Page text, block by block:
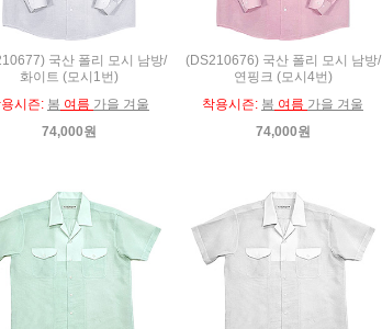
국산 폴리 모시 남방/
화이트 (모시1번)
시즌: 봄 여름 가을 겨울
74,000원
(DS210676) 국산 폴리 모시 남방/
연핑크 (모시4번)
착용시즌: 봄 여름 가을 겨울
74,000원